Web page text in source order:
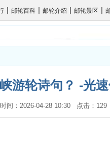
| 邮轮百科 | 邮轮介绍 | 邮轮景区 |
游轮诗句？ -光
间：2026-04-28 10:30 点击：